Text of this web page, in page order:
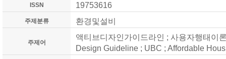
ISSN 19753616
주제분류 환경및설비
주제어
액티브디자인가이드라인 ; 사용자행태이
Design Guideline ; UBC ; Affordable